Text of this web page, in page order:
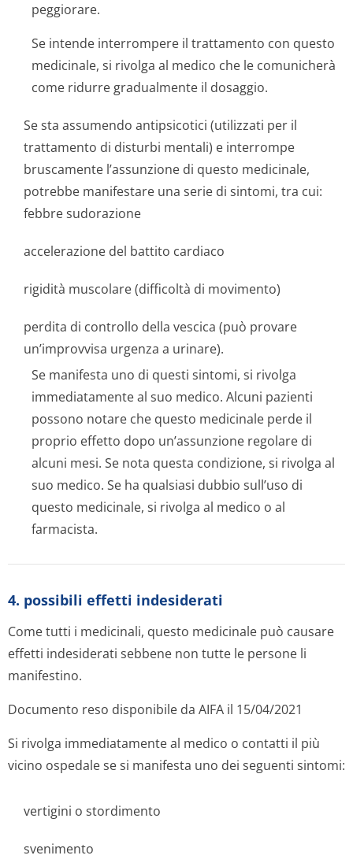
peggiorare.
Se intende interrompere il trattamento con questo
medicinale, si rivolga al medico che le comunicherà
come ridurre gradualmente il dosaggio.
Se sta assumendo antipsicotici (utilizzati per il
trattamento di disturbi mentali) e interrompe
bruscamente l’assunzione di questo medicinale,
potrebbe manifestare una serie di sintomi, tra cui:
febbre sudorazione
accelerazione del battito cardiaco
rigidità muscolare (difficoltà di movimento)
perdita di controllo della vescica (può provare
un’improvvisa urgenza a urinare).
Se manifesta uno di questi sintomi, si rivolga
immediatamente al suo medico. Alcuni pazienti
possono notare che questo medicinale perde il
proprio effetto dopo un’assunzione regolare di
alcuni mesi. Se nota questa condizione, si rivolga al
suo medico. Se ha qualsiasi dubbio sull’uso di
questo medicinale, si rivolga al medico o al
farmacista.
4. possibili effetti indesiderati
Come tutti i medicinali, questo medicinale può causare
effetti indesiderati sebbene non tutte le persone li
manifestino.
Documento reso disponibile da AIFA il 15/04/2021
Si rivolga immediatamente al medico o contatti il più
vicino ospedale se si manifesta uno dei seguenti sintomi:
vertigini o stordimento
svenimento